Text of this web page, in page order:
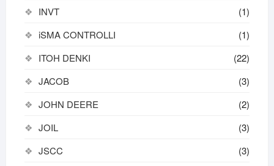
INVT
(1)
iSMA CONTROLLI
(1)
ITOH DENKI
(22)
JACOB
(3)
JOHN DEERE
(2)
JOIL
(3)
JSCC
(3)